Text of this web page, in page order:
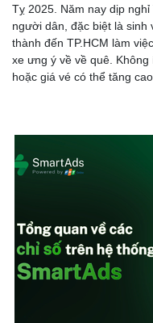
Tỵ 2025. Năm nay dịp
người dân, đặc biệt là sinh
thành đến TP.HCM làm
xe ưng ý về về quê.
hoặc giá vé có thể tăng